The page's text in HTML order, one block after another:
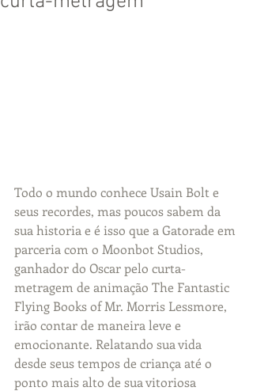
Todo o mundo conhece Usain Bolt e
seus recordes, mas poucos sabem da
sua historia e é isso que a Gatorade em
parceria com o Moonbot Studios,
ganhador do Oscar pelo curta-
metragem de animação The Fantastic
Flying Books of Mr. Morris Lessmore,
irão contar de maneira leve e
emocionante. Relatando sua vida
desde seus tempos de criança até o
ponto mais alto de sua vitoriosa